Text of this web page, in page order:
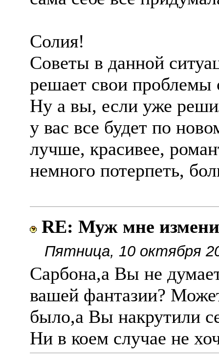
Солия!
Советы в данной
решает свои проблемы
Ну а вы, если уже
у вас все будет по
лучше, красивее,
немного потерпеть,
RE: Муж мне
Пятница, 10 октября
Cарбона,а Вы не
вашей фантазии?
было,а Вы накрутили
Ни в коем случае не